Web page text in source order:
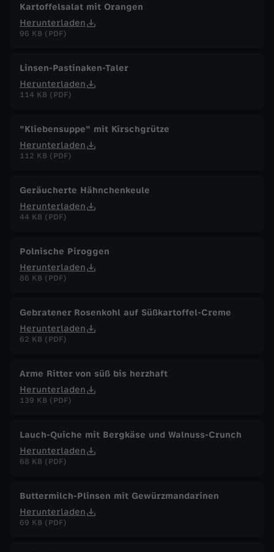
Kartoffelsalat mit Orangen
Herunterladen
96 KB (PDF)
Linsen-Pastinaken-Taler
Herunterladen
114 KB (PDF)
"Kliebensuppe" mit Kirschgrütze
Herunterladen
112 KB (PDF)
Geräucherte Hähnchenkeule
Herunterladen
44 KB (PDF)
Polnische Piroggen
Herunterladen
86 KB (PDF)
Gebratener Rosenkohl auf Süßkartoffel-Creme
Herunterladen
62 KB (PDF)
Arme Ritter von süß bis herzhaft
Herunterladen
139 KB (PDF)
Lauch-Quiche mit Bergkäse und Walnuss-Crunch
Herunterladen
68 KB (PDF)
Buttermilch-Plinsen mit Gewürzmandarinen
Herunterladen
69 KB (PDF)